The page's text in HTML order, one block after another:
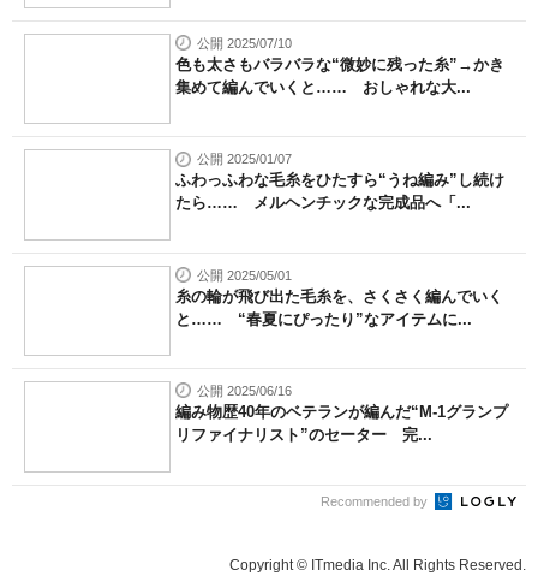
公開 2025/07/10
色も太さもバラバラな“微妙に残った糸”→かき
集めて編んでいくと…… おしゃれな大...
公開 2025/01/07
ふわっふわな毛糸をひたすら“うね編み”し続け
たら…… メルヘンチックな完成品へ「...
公開 2025/05/01
糸の輪が飛び出た毛糸を、さくさく編んでいく
と…… “春夏にぴったり”なアイテムに...
公開 2025/06/16
編み物歴40年のベテランが編んだ“M-1グランプ
リファイナリスト”のセーター 完...
Recommended by
Copyright © ITmedia Inc. All Rights Reserved.